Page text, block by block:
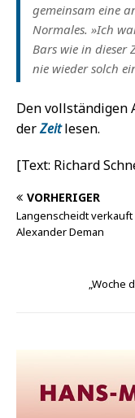
gemeinsam eine
Normales. »Ich
Bars wie in dieser
nie wieder solch
Den vollständigen
derZeitlesen.
[Text: Richard
VORHERIGER
Langenscheidt
Alexander Deman
„Woche